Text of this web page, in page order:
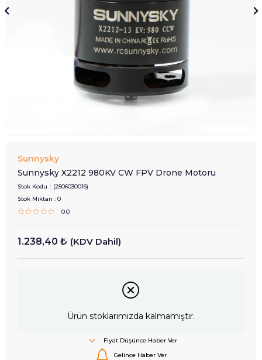
Sunnysky
Sunnysky X2212 980KV CW FPV Drone Motoru
Stok Kodu
(2506030016)
Stok Miktarı : 0
0.0
1.238,40 ₺ (KDV Dahil)
Ürün stoklarımızda kalmamıştır.
Fiyat Düşünce Haber Ver
Gelince Haber Ver